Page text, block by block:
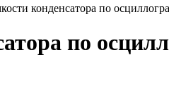
конденсатора по
по